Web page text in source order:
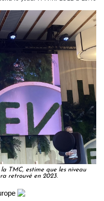
TMC, estime que les niveau
retrouvé en 2023.